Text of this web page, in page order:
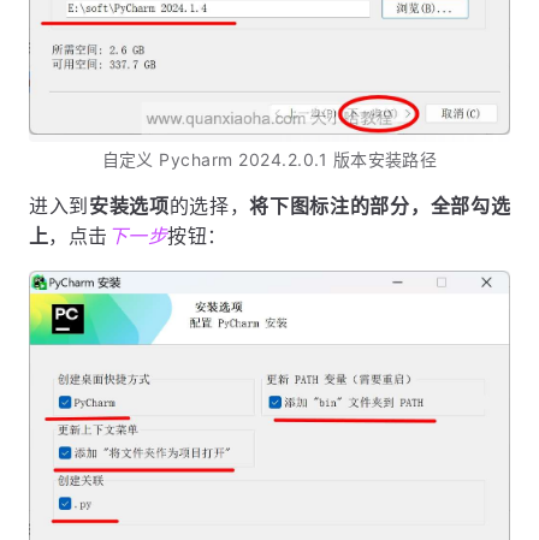
自定义 Pycharm 2024.2.0.1 版本安装路径
进入到安装选项的选择，将下图标注的部分，全部勾选
上，点击 下一步按钮：